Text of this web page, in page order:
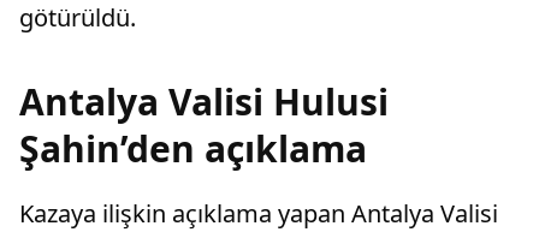
götürüldü.
Antalya Valisi Hulusi
Şahin’den açıklama
Kazaya ilişkin açıklama yapan Antalya Valisi